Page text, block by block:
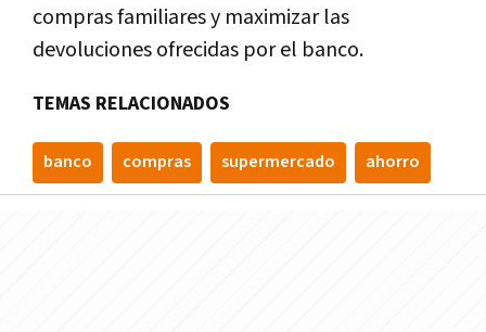
compras familiares y maximizar las
devoluciones ofrecidas por el banco.
TEMAS RELACIONADOS
banco compras supermercado ahorro